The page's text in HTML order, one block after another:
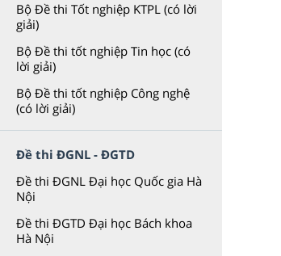
Bộ Đề thi Tốt nghiệp KTPL (có lời
giải)
Bộ Đề thi tốt nghiệp Tin học (có
lời giải)
Bộ Đề thi tốt nghiệp Công nghệ
(có lời giải)
Đề thi ĐGNL - ĐGTD
Đề thi ĐGNL Đại học Quốc gia Hà
Nội
Đề thi ĐGTD Đại học Bách khoa
Hà Nội